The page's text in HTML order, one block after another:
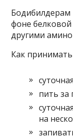
Бодибилдерам
фоне
другими
Как
пить за
на